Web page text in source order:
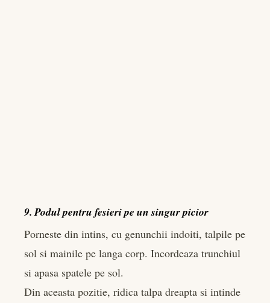
9. Podul pentru fesieri pe un singur picior
Porneste din intins, cu genunchii indoiti, talpile pe
sol si mainile pe langa corp. Incordeaza trunchiul
si apasa spatele pe sol.
Din aceasta pozitie, ridica talpa dreapta si intinde